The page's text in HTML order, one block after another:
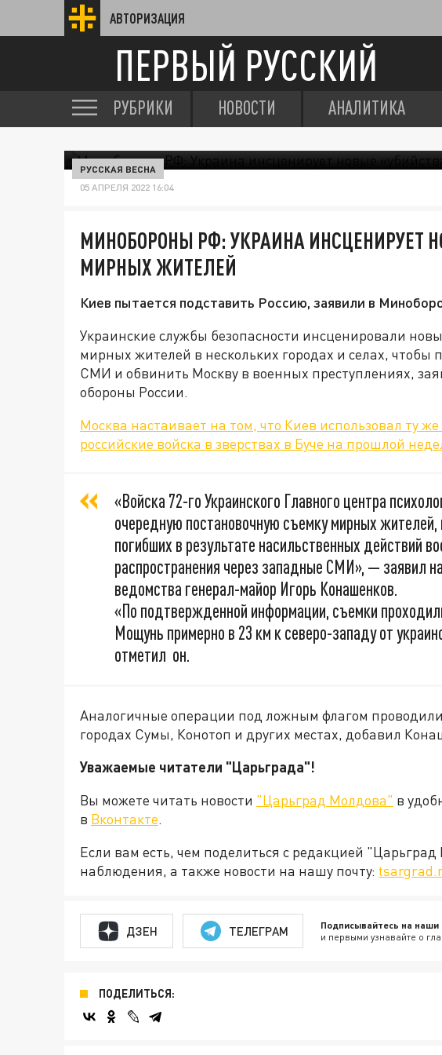
АВТОРИЗАЦИЯ
ПЕРВЫЙ РУССКИЙ
РУБРИКИ НОВОСТИ АНАЛИТИКА
РУССКАЯ ВЕСНА
05 АПРЕЛЯ 2022 16:04
МИНОБОРОНЫ РФ: УКРАИНА ИНСЦЕНИРУЕТ
МИРНЫХ ЖИТЕЛЕЙ
Киев пытается подставить Россию, заявили в
Украинские службы безопасности инсценировали
мирных жителей в нескольких городах и селах, чтобы
СМИ и обвинить Москву в военных преступлениях,
обороны России.
Москва настаивает на том, что Киев использовал ту
российские войска в зверствах в Буче на прошлой
«Войска 72-го Украинского Главного центра
очередную постановочную съемку мирных
погибших в результате насильственных действий
распространения через западные СМИ», — заявил
ведомства генерал-майор Игорь Конашенков.
«По подтвержденной информации, съемки
Мощунь примерно в 23 км к северо-западу от
отметил он.
Аналогичные операции под ложным флагом
городах Сумы, Конотоп и других местах, добавил
Уважаемые читатели "Царьграда"!
Вы можете читать новости "Царьград Молдова" в
в Вконтакте.
Если вам есть, чем поделиться с редакцией
наблюдения, а также новости на нашу почту:
ДЗЕН ТЕЛЕГРАМ Подписывайтесь на наши
и первыми узнавайте о
ПОДЕЛИТЬСЯ: